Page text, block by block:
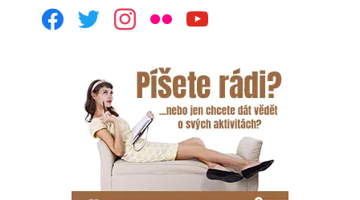
facebooktwitterinstagram
flickr youtube